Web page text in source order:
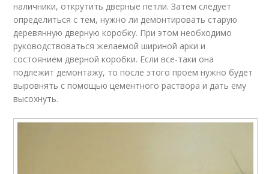
наличники, открутить дверные петли. Затем следует
определиться с тем, нужно ли демонтировать старую
деревянную дверную коробку. При этом необходимо
руководствоваться желаемой шириной арки и
состоянием дверной коробки. Если все-таки она
подлежит демонтажу, то после этого проем нужно будет
выровнять с помощью цементного раствора и дать ему
высохнуть.